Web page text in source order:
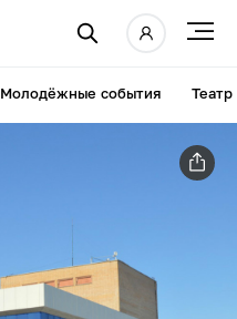
Молодёжные события Театр